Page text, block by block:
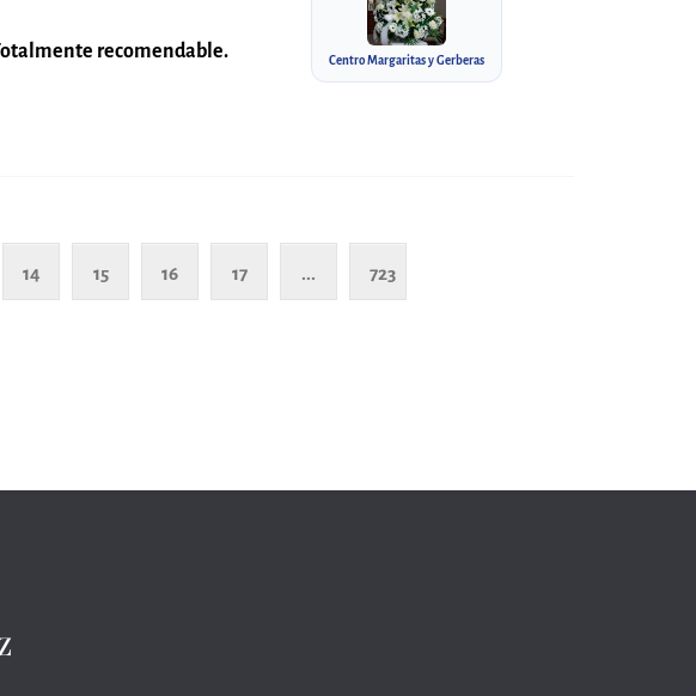
recomendable.
Centro Margaritas y Gerberas
14 15 16 17 ... 723